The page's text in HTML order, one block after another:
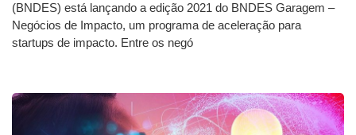
(BNDES) está lançando a edição 2021 do BNDES Garagem –
Negócios de Impacto, um programa de aceleração para
startups de impacto. Entre os negó